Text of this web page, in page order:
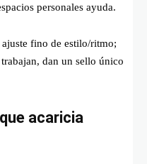
personales ayuda.
ajuste fino de estilo/ritmo;
dan un sello único
acaricia